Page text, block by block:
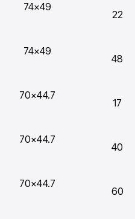
74×49
22
74×49
48
70×44.7
17
70×44.7
40
70×44.7
60